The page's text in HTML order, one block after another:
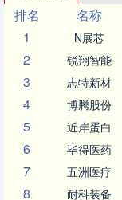
排名
名称
1
N展芯
2 锐翔智能
3 志特新材
4 博腾股份
5 近岸蛋白
6 毕得医药
7 五洲医疗
8 耐科装备